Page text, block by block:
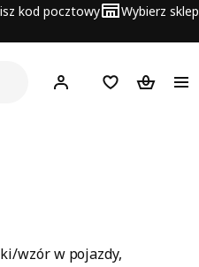
kod pocztowy Wybierz sklep
Hej! Zaloguj się
Lista zakupowa
Koszyk
wzór w pojazdy,